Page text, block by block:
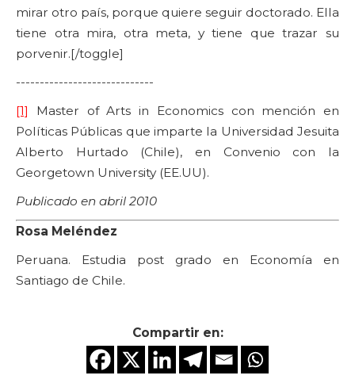
mirar otro país, porque quiere seguir doctorado. Ella
tiene otra mira, otra meta, y tiene que trazar su
porvenir.[/toggle]
-----------------------------
[1]
Master of Arts in Economics con mención en
Políticas Públicas que imparte la Universidad Jesuita
Alberto Hurtado (Chile), en Convenio con la
Georgetown University (EE.UU).
Publicado en abril 2010
Rosa Meléndez
Peruana. Estudia post grado en Economía en
Santiago de Chile.
Compartir en: